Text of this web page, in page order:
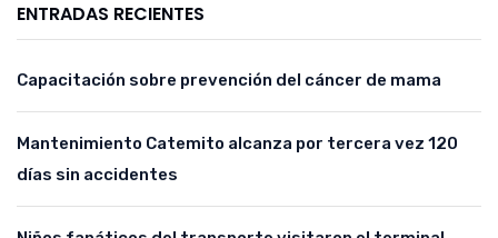
ENTRADAS RECIENTES
Capacitación sobre prevención del cáncer de mama
Mantenimiento Catemito alcanza por tercera vez 120
días sin accidentes